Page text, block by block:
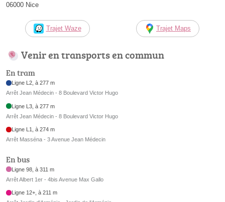
06000 Nice
Trajet Waze Trajet Maps
Venir en transports en commun
En tram
Ligne L2, à 277 m
Arrêt Jean Médecin - 8 Boulevard Victor Hugo
Ligne L3, à 277 m
Arrêt Jean Médecin - 8 Boulevard Victor Hugo
Ligne L1, à 274 m
Arrêt Masséna - 3 Avenue Jean Médecin
En bus
Ligne 98, à 311 m
Arrêt Albert 1er - 4bis Avenue Max Gallo
Ligne 12+, à 211 m